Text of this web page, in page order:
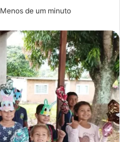
Menos de um minuto